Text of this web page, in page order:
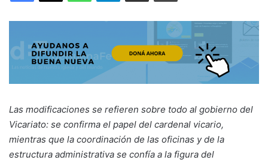
Las modificaciones se refieren sobre todo al gobierno del
Vicariato: se confirma el papel del cardenal vicario,
mientras que la coordinación de las oficinas y de la
estructura administrativa se confía a la figura del